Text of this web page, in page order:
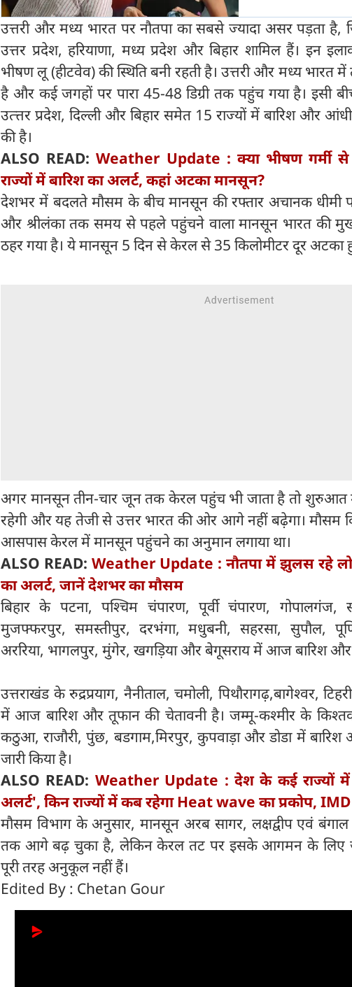
उत्तरी और मध्य भारत पर नौतपा का सबसे ज्यादा असर पड़ता है,
उत्तर प्रदेश, हरियाणा, मध्य प्रदेश और बिहार शामिल हैं। इन
भीषण लू (हीटवेव) की स्थिति बनी रहती है। उत्तरी और मध्य भारत में
है और कई जगहों पर पारा 45-48 डिग्री तक पहुंच गया है। इसी
उत्‍त्तर प्रदेश, दिल्ली और बिहार समेत 15 राज्यों में बारिश और
की है।
ALSO READ:Weather Update : क्‍या भीषण गर्मी से
राज्यों में बारिश का अलर्ट, कहां अटका मानसून?
देशभर में बदलते मौसम के बीच मानसून की रफ्तार अचानक धीमी
और श्रीलंका तक समय से पहले पहुंचने वाला मानसून भारत की
ठहर गया है। ये मानसून 5 दिन से केरल से 35 किलोमीटर दूर अटका
अगर मानसून तीन-चार जून तक केरल पहुंच भी जाता है तो शुरुआत
रहेगी और यह तेजी से उत्तर भारत की ओर आगे नहीं बढ़ेगा। मौसम
आसपास केरल में मानसून पहुंचने का अनुमान लगाया था।
ALSO READ: Weather Update : नौतपा में झुलस रहे
का अलर्ट, जानें देशभर का मौसम
बिहार के पटना, पश्चिम चंपारण, पूर्वी चंपारण, गोपालगंज,
मुजफ्फरपुर, समस्तीपुर, दरभंगा, मधुबनी, सहरसा, सुपौल,
अररिया, भागलपुर, मुंगेर, खगड़िया और बेगूसराय में आज बारिश और
उत्तराखंड के रुद्रप्रयाग, नैनीताल, चमोली, पिथौरागढ़,बागेश्वर,
में आज बारिश और तूफान की चेतावनी है। जम्मू-कश्मीर के
कठुआ, राजौरी, पुंछ, बडगाम,मिरपुर, कुपवाड़ा और डोडा में
जारी किया है।
ALSO READ: Weather Update : देश के कई राज्यों
अलर्ट', किन राज्यों में कब रहेगा Heat wave का प्रकोप, IMD
मौसम विभाग के अनुसार, मानसून अरब सागर, लक्षद्वीप एवं
तक आगे बढ़ चुका है, लेकिन केरल तट पर इसके आगमन के लिए
पूरी तरह अनुकूल नहीं हैं।
Edited By : Chetan Gour